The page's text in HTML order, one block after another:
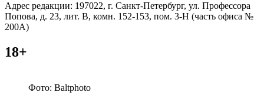
Адрес редакции: 197022, г. Санкт-Петербург, ул. Профессора
Попова, д. 23, лит. В, комн. 152-153, пом. 3-Н (часть офиса №
200А)
18+
Фото: Baltphoto